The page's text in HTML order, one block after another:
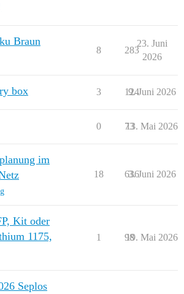
Braun
8 283
23. Juni
2026
box 3 124
9. Juni 2026
0 73
13. Mai 2026
im
18 636
3. Juni 2026
Kit oder
1175,
1 98
19. Mai 2026
Seplos